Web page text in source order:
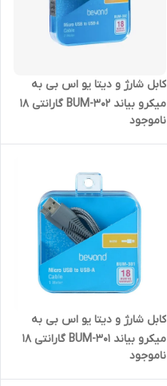
کابل شارژ و دیتا یو اس بی به
میکرو بیاند BUM-302 گارانتی 18
ماهه شرکتی 2 متری
ناموجود
کابل شارژ و دیتا یو اس بی به
میکرو بیاند BUM-301 گارانتی 18
ماهه شرکتی 1 متری
ناموجود